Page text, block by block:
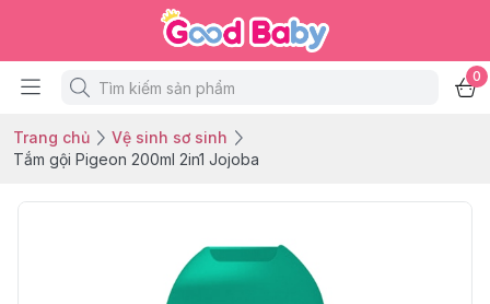
0
Trang chủ
Vệ sinh sơ sinh
Tắm gội Pigeon 200ml 2in1 Jojoba